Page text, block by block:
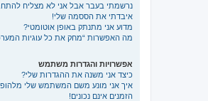
נרשמתי בעבר אבל אני לא מצליח
איבדתי את הססמה שלי!
מדוע אני מתנתק באופן אוטומטי?
מה האפשרות “מחק את כל עוגיות
אפשרויות והגדרות משתמש
כיצד אני משנה את ההגדרות שלי?
איך אני מונע משם המשתמש שלי
הזמנים אינם נכונים!